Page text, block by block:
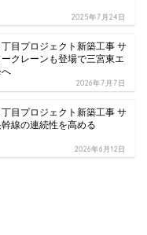
2025年7月24日
丁目プロジェクト新築工事 サ
クレーンも登場で三宮東エ
へ
2026年7月7日
丁目プロジェクト新築工事 サ
線の連続性を高める
2026年6月12日